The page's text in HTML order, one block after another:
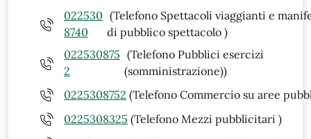
022530
8740
(Telefono Spettacoli viaggianti e
di pubblico spettacolo )
022530875
2
(Telefono Pubblici esercizi
(somministrazione))
0225308752 (Telefono Commercio su aree
0225308325 (Telefono Mezzi pubblicitari )